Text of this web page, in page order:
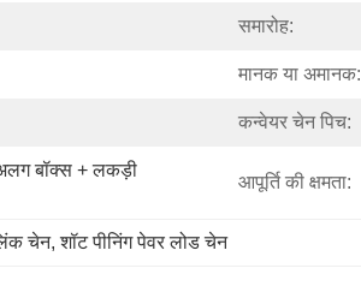
समारोह:
मानक या अमानक:
कन्वेयर चेन पिच:
बॉक्स + लकड़ी
आपूर्ति की क्षमता:
चेन, शॉट पीनिंग पेवर लोड चेन